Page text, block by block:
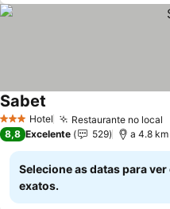
3 EstrelasHotel Restaurante no local
Sabet
8,8 Excelente 529 a 4.8
Selecione as datas para
exatos.